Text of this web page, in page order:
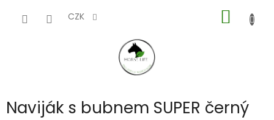
CZK
KOŠÍK
Naviják s bubnem SUPER černý